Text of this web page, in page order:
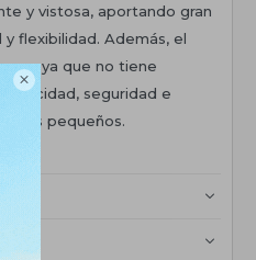

y vistosa, aportando gran
flexibilidad. Además, el
ya que no tiene
seguridad e
más pequeños.